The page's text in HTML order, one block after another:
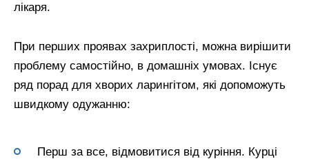
лікаря.
При перших проявах захриплості, можна вирішити
проблему самостійно, в домашніх умовах. Існує
ряд порад для хворих ларингітом, які допоможуть
швидкому одужанню:
Перш за все, відмовитися від куріння. Курці